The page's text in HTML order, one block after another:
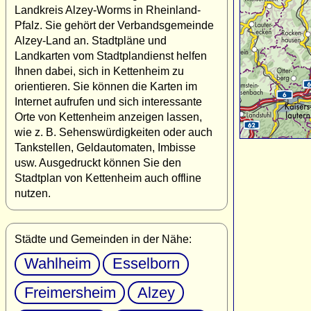
Landkreis Alzey-Worms in Rheinland-
Pfalz. Sie gehört der Verbandsgemeinde
Alzey-Land an. Stadtpläne und
Landkarten vom Stadtplandienst helfen
Ihnen dabei, sich in Kettenheim zu
orientieren. Sie können die Karten im
Internet aufrufen und sich interessante
Orte von Kettenheim anzeigen lassen,
wie z. B. Sehenswürdigkeiten oder auch
Tankstellen, Geldautomaten, Imbisse
usw. Ausgedruckt können Sie den
Stadtplan von Kettenheim auch offline
nutzen.
Städte und Gemeinden in der Nähe:
Wahlheim
Esselborn
Freimersheim
Alzey